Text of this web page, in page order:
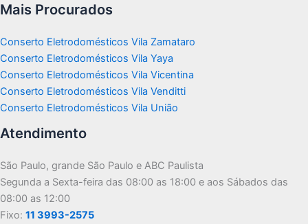
Mais Procurados
Conserto Eletrodomésticos Vila Zamataro
Conserto Eletrodomésticos Vila Yaya
Conserto Eletrodomésticos Vila Vicentina
Conserto Eletrodomésticos Vila Venditti
Conserto Eletrodomésticos Vila União
Atendimento
São Paulo, grande São Paulo e ABC Paulista
Segunda a Sexta-feira das 08:00 as 18:00 e aos Sábados das
08:00 as 12:00
Fixo: 11 3993-2575